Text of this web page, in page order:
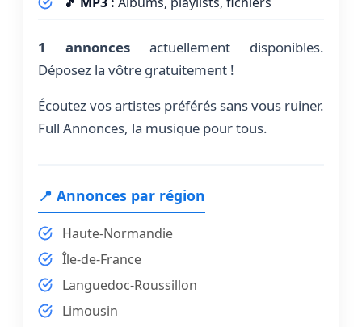
1 annonces actuellement disponibles.
Déposez la vôtre gratuitement !
Écoutez vos artistes préférés sans vous ruiner.
Full Annonces, la musique pour tous.
📍 Annonces par région
Haute-Normandie
Île-de-France
Languedoc-Roussillon
Limousin